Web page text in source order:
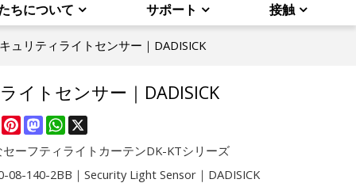
ちについて サポート 接触
ュリティライトセンサー｜DADISICK
イトセンサー｜DADISICK
Facebook
PinterestMastodonWhatsApp
ーフティライトカーテンDK-KTシリーズ
08-140-2BB｜Security Light Sensor｜DADISICK